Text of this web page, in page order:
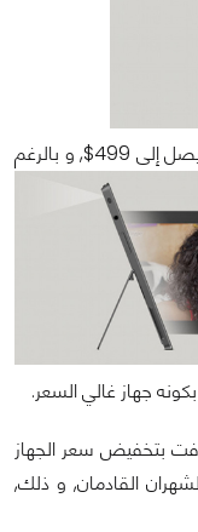
يأتي بسعر بدائي يصل إلى 499$, و بالرغم
جهاز غالي السعر.
بتخفيض سعر الجهاز
تصل إلى 38% خلال الشهران القادمان, و ذلك,